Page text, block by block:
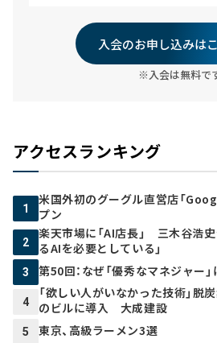
入会のお申し込みは
※入会は無料で
アクセスランキング
1
米国外初のグーグル直営店「
プン
2
楽天市場に「AI店長」 三木谷浩
るAIを必要としている」
3 第50回：なぜ「優秀なマネジャー
4
「欲しい人がいなかった技術」脱
のビルに導入 大成建設
5 東京、高級ラーメン3選